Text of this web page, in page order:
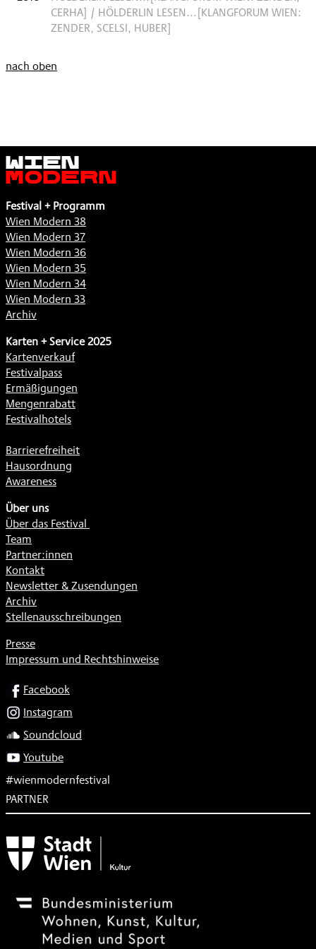
CERHA] / HÖLDERLIN LESEN...[KLANGFORUM WIEN:
ZENDER, SCELSI, HUBER]
nach oben
Wien
Modern
Festival + Programm
Wien Modern 38
Wien Modern 37
Wien Modern 36
Wien Modern 35
Wien Modern 34
Wien Modern 33
Archiv
Karten + Service 2025
Kartenverkauf
Festivalpass
Ermäßigungen
Mengenrabatt
Festivalhotels
Barrierefreiheit
Hausordnung
Awareness
Über uns
Über das Festival
Team
Partner:innen
Kontakt
Newsletter & Zusendungen
Archiv
Stellenausschreibungen
Presse
Impressum und Rechtshinweise
SOCIALFacebook
Instagram
Soundcloud
Youtube
#wienmodernfestival
PARTNER
Subventionsgeber